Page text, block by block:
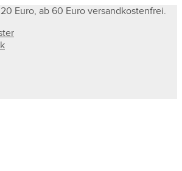
Euro, ab 60 Euro versandkostenfrei.